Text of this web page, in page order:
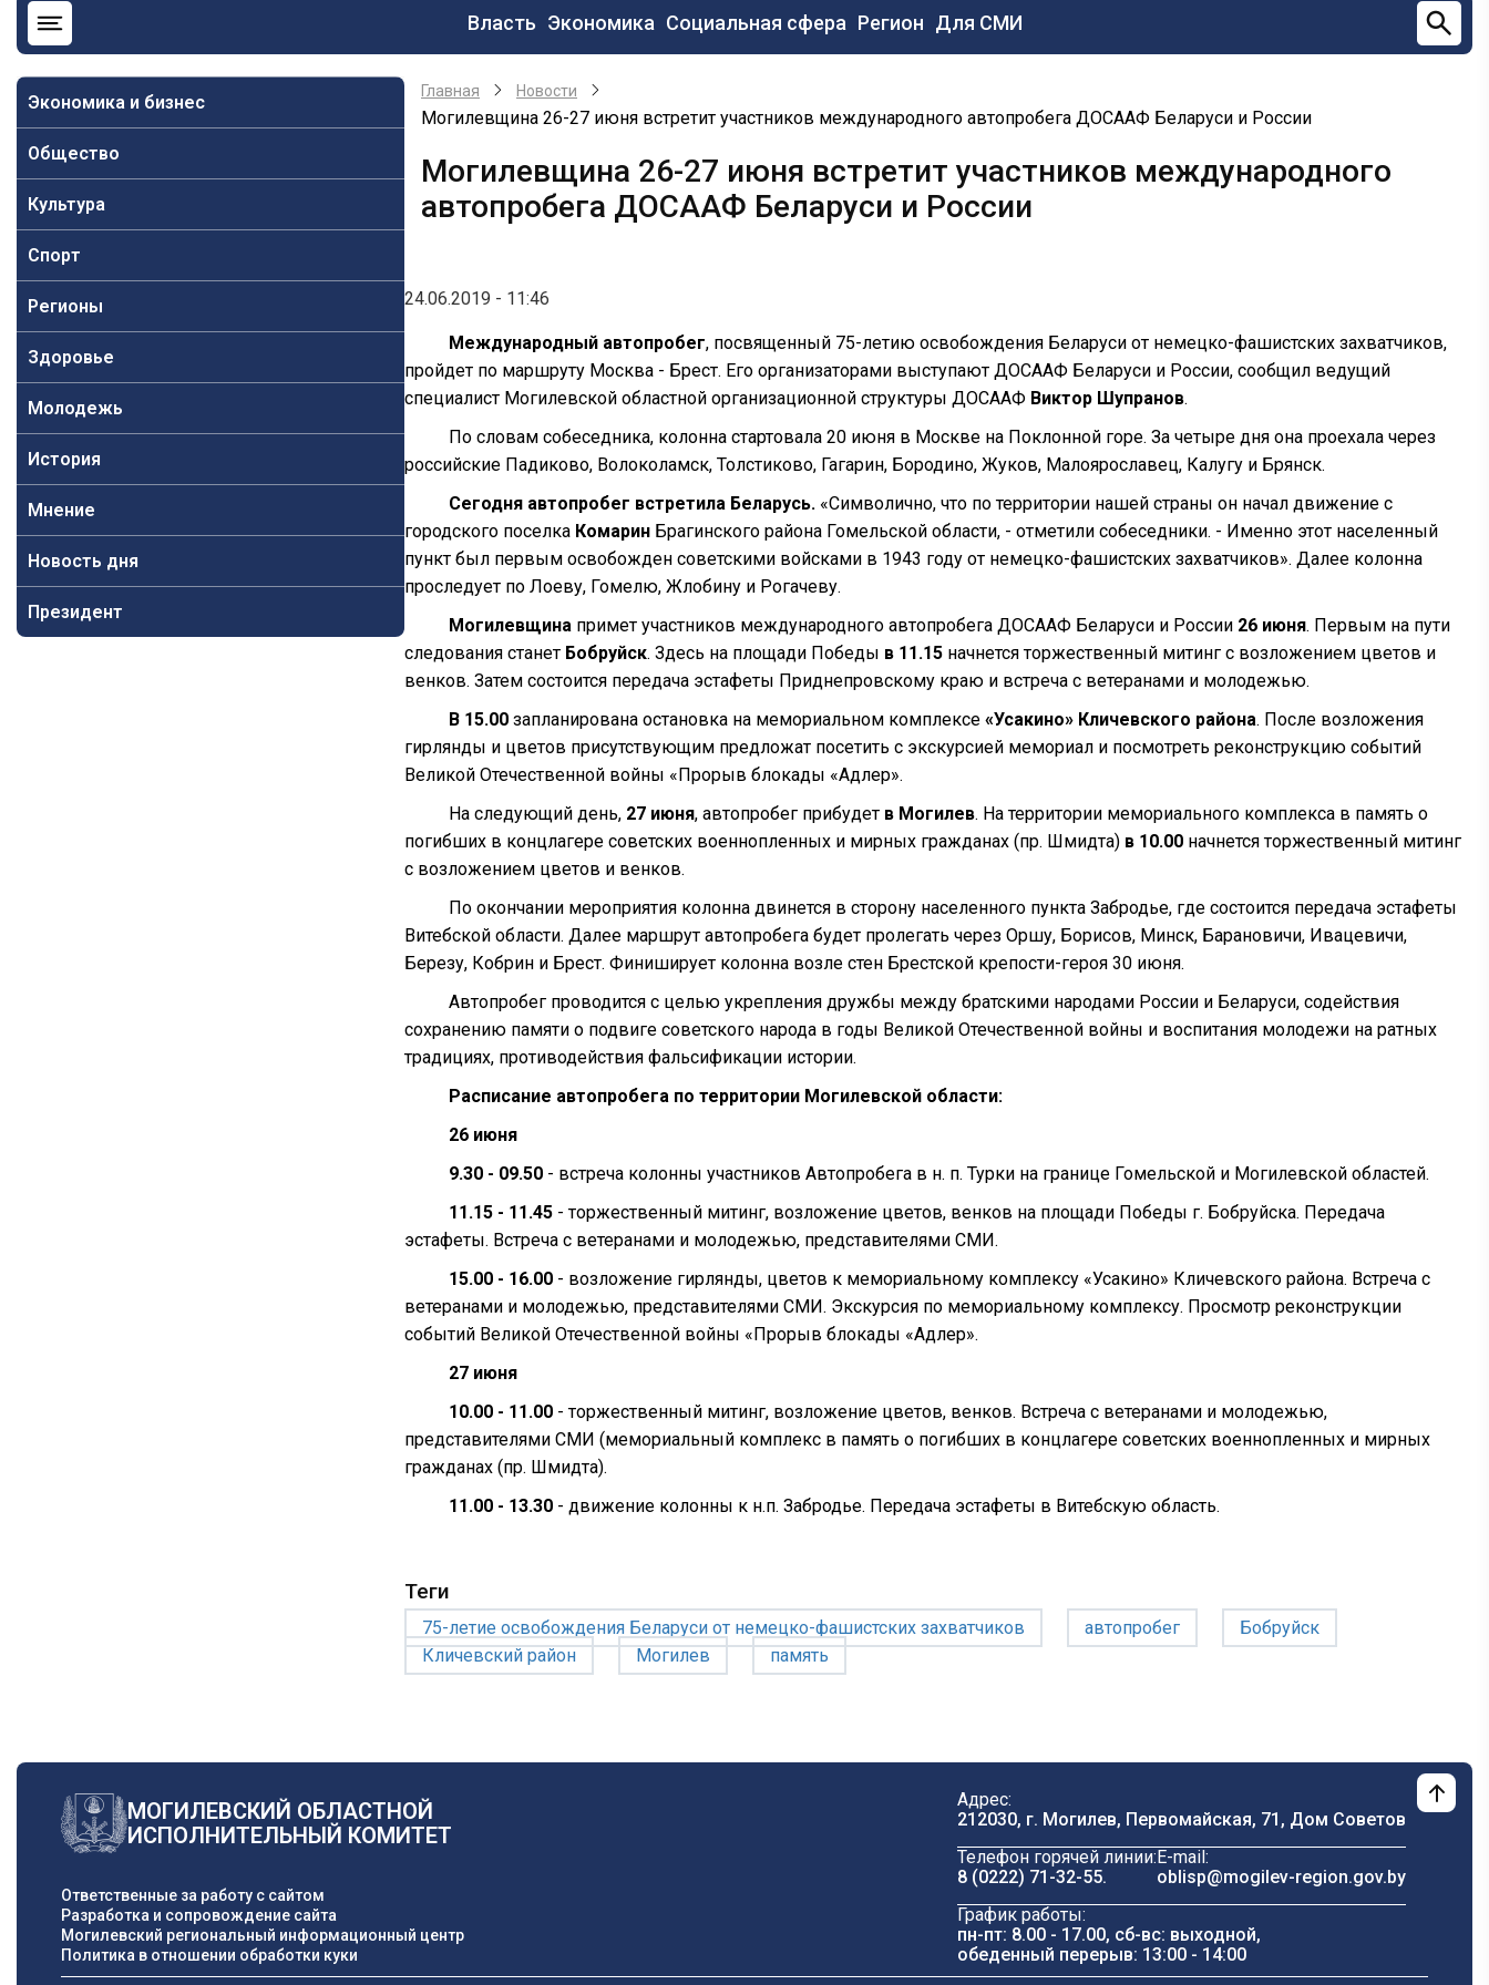
Основная
навигация
Власть Экономика Социальная сфера Регион Для СМИ
Экономика и бизнес
Общество
Культура
Спорт
Регионы
Здоровье
Молодежь
История
Мнение
Новость дня
Президент
Главная Новости
Могилевщина 26-27 июня встретит участников международного автопробега ДОСААФ Беларуси и России
Могилевщина 26-27 июня встретит участников международного
автопробега ДОСААФ Беларуси и России
24.06.2019 - 11:46
Международный автопробег, посвященный 75-летию освобождения Беларуси от немецко-фашистских захватчиков,
пройдет по маршруту Москва - Брест. Его организаторами выступают ДОСААФ Беларуси и России, сообщил ведущий
специалист Могилевской областной организационной структуры ДОСААФ Виктор Шупранов.
По словам собеседника, колонна стартовала 20 июня в Москве на Поклонной горе. За четыре дня она проехала через
российские Падиково, Волоколамск, Толстиково, Гагарин, Бородино, Жуков, Малоярославец, Калугу и Брянск.
Сегодня автопробег встретила Беларусь. «Символично, что по территории нашей страны он начал движение с
городского поселка Комарин Брагинского района Гомельской области, - отметили собеседники. - Именно этот населенный
пункт был первым освобожден советскими войсками в 1943 году от немецко-фашистских захватчиков». Далее колонна
проследует по Лоеву, Гомелю, Жлобину и Рогачеву.
Могилевщина примет участников международного автопробега ДОСААФ Беларуси и России 26 июня. Первым на пути
следования станет Бобруйск. Здесь на площади Победы в 11.15 начнется торжественный митинг с возложением цветов и
венков. Затем состоится передача эстафеты Приднепровскому краю и встреча с ветеранами и молодежью.
В 15.00 запланирована остановка на мемориальном комплексе «Усакино» Кличевского района. После возложения
гирлянды и цветов присутствующим предложат посетить с экскурсией мемориал и посмотреть реконструкцию событий
Великой Отечественной войны «Прорыв блокады «Адлер».
На следующий день, 27 июня, автопробег прибудет в Могилев. На территории мемориального комплекса в память о
погибших в концлагере советских военнопленных и мирных гражданах (пр. Шмидта) в 10.00 начнется торжественный митинг
с возложением цветов и венков.
По окончании мероприятия колонна двинется в сторону населенного пункта Забродье, где состоится передача эстафеты
Витебской области. Далее маршрут автопробега будет пролегать через Оршу, Борисов, Минск, Барановичи, Ивацевичи,
Березу, Кобрин и Брест. Финиширует колонна возле стен Брестской крепости-героя 30 июня.
Автопробег проводится с целью укрепления дружбы между братскими народами России и Беларуси, содействия
сохранению памяти о подвиге советского народа в годы Великой Отечественной войны и воспитания молодежи на ратных
традициях, противодействия фальсификации истории.
Расписание автопробега по территории Могилевской области:
26 июня
9.30 - 09.50 - встреча колонны участников Автопробега в н. п. Турки на границе Гомельской и Могилевской областей.
11.15 - 11.45 - торжественный митинг, возложение цветов, венков на площади Победы г. Бобруйска. Передача
эстафеты. Встреча с ветеранами и молодежью, представителями СМИ.
15.00 - 16.00 - возложение гирлянды, цветов к мемориальному комплексу «Усакино» Кличевского района. Встреча с
ветеранами и молодежью, представителями СМИ. Экскурсия по мемориальному комплексу. Просмотр реконструкции
событий Великой Отечественной войны «Прорыв блокады «Адлер».
27 июня
10.00 - 11.00 - торжественный митинг, возложение цветов, венков. Встреча с ветеранами и молодежью,
представителями СМИ (мемориальный комплекс в память о погибших в концлагере советских военнопленных и мирных
гражданах (пр. Шмидта).
11.00 - 13.30 - движение колонны к н.п. Забродье. Передача эстафеты в Витебскую область.
Теги
75-летие освобождения Беларуси от немецко-фашистских захватчиков автопробег
Бобруйск
Кличевский район
Могилев память
МОГИЛЕВСКИЙ ОБЛАСТНОЙ
ИСПОЛНИТЕЛЬНЫЙ КОМИТЕТ
Ответственные за работу с сайтом
Разработка и сопровождение сайта
Могилевский региональный информационный центр
Политика в отношении обработки куки
Адрес:
212030, г. Могилев, Первомайская, 71, Дом Cоветов
Телефон горячей линии:
8 (0222) 71-32-55.
E-mail:
oblisp@mogilev-region.gov.by
График работы:
пн-пт: 8.00 - 17.00, сб-вс: выходной,
обеденный перерыв: 13:00 - 14:00